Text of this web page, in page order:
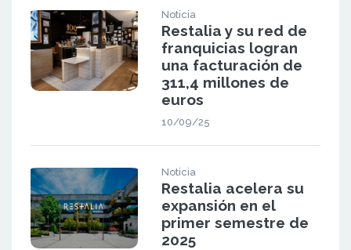
Noticia
Restalia y su red de
franquicias logran
una facturación de
311,4 millones de
euros
10/09/25
Noticia
Restalia acelera su
expansión en el
primer semestre de
2025